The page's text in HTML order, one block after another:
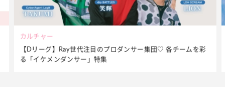
ビューティー
夏だからこそ“水分”が大切！くずれないメイクをつくる【保湿
ケア】アイテム3選